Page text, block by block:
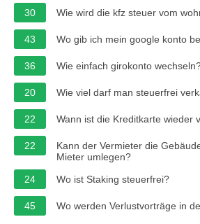
30 Wie wird die kfz steuer vom
43 Wo gib ich mein google konto
36 Wie einfach girokonto
20 Wie viel darf man steuerfrei
22 Wann ist die Kreditkarte wieder
22
Kann der Vermieter die
Mieter umlegen?
24
Wo ist Staking steuerfrei?
45 Wo werden Verlustvorträge in